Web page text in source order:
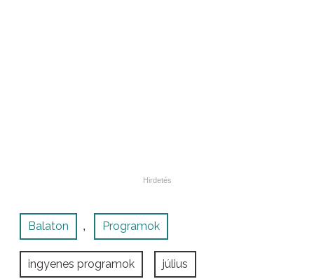
Balaton , Programok
ingyenes programok július